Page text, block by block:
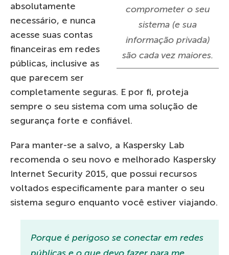
comprometer o seu
sistema (e sua
informação privada)
são cada vez maiores.
absolutamente
necessário, e nunca
acesse suas contas
financeiras em redes
públicas, inclusive as
que parecem ser
completamente seguras. E por fi, proteja
sempre o seu sistema com uma solução de
segurança forte e confiável.
Para manter-se a salvo, a Kaspersky Lab
recomenda o seu novo e melhorado Kaspersky
Internet Security 2015, que possui recursos
voltados especificamente para manter o seu
sistema seguro enquanto você estiver viajando.
Porque é perigoso se conectar em redes